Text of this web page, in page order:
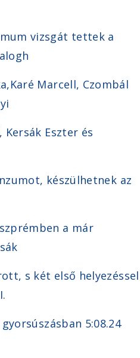
vizsgát tettek a
Marcell, Czombál
Eszter és
készülhetnek az
a már
s két első helyezéssel
5:08.24